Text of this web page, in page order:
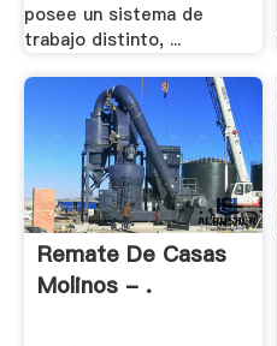
posee un sistema de
trabajo distinto, ...
Remate De Casas
Molinos - .